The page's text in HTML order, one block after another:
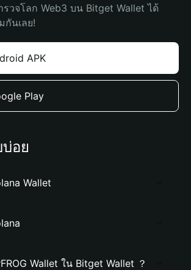
วจโลก Web3 บน Bitget Wallet ได้
กันเลย!
APK
Play
อย
Wallet
Wallet ใน Bitget Wallet ？